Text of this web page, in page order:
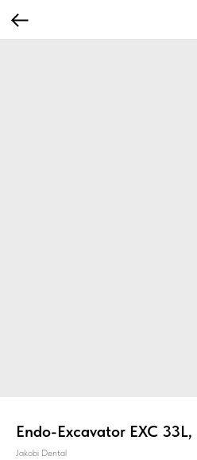
Endo-Excavator EXC 33L,
Jakobi Dental